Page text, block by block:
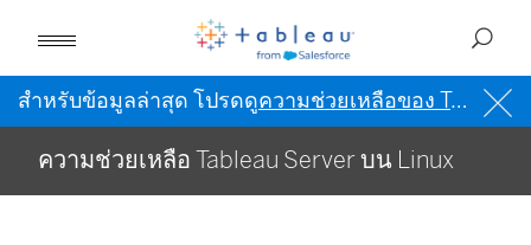
สำหรับข้อมูลล่าสุด โปรดดูความช่วยเหลือของ Tableau เป็นภาษาอังกฤษ (สหรัฐอเมริกา)
ความช่วยเหลือ Tableau Server บน Linux